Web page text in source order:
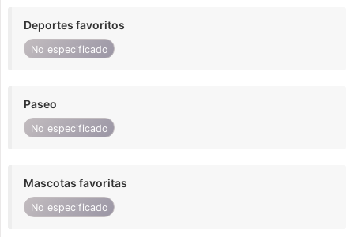
Deportes favoritos
No especificado
Paseo
No especificado
Mascotas favoritas
No especificado